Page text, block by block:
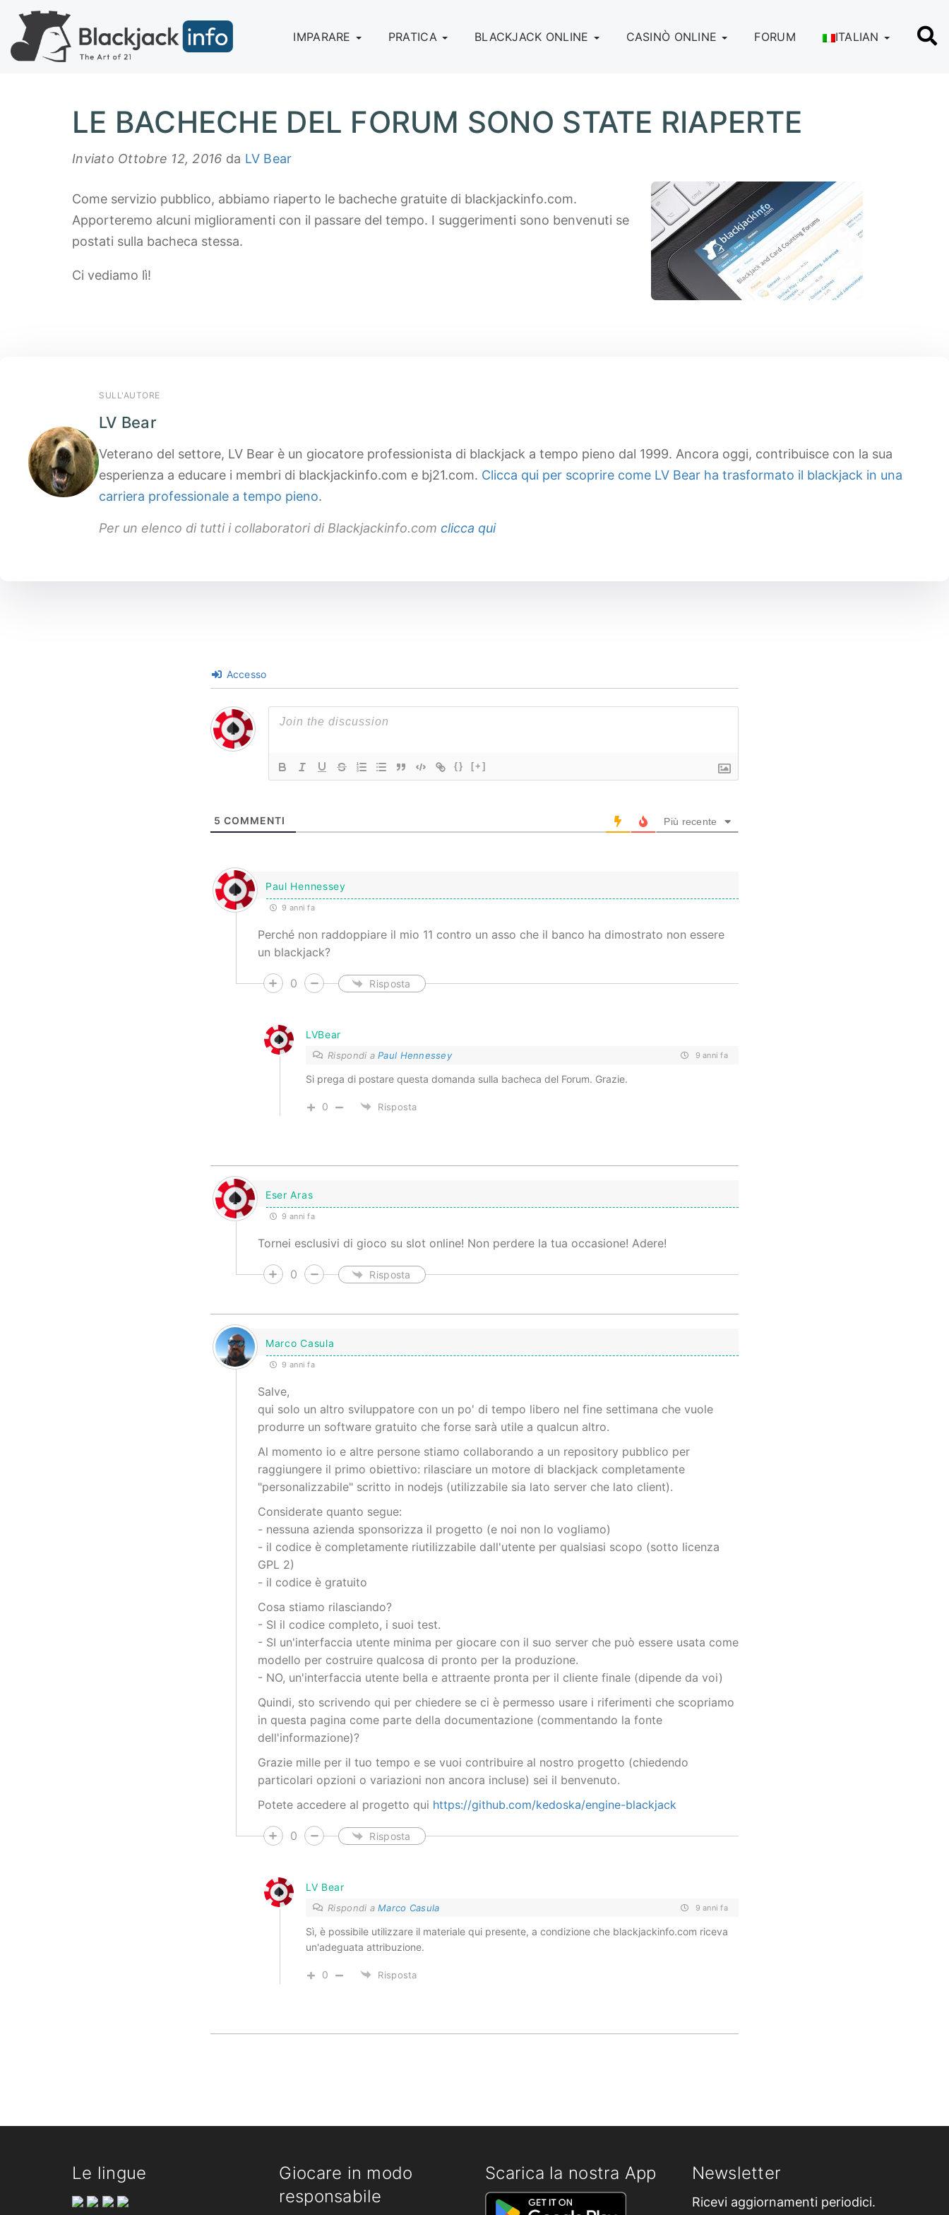
IMPARARE PRATICA BLACKJACK ONLINE CASINÒ ONLINE FORUM ITALIAN
LE BACHECHE DEL FORUM SONO STATE RIAPERTE
Inviato Ottobre 12, 2016 da LV Bear
Come servizio pubblico, abbiamo riaperto le bacheche gratuite di blackjackinfo.com.
Apporteremo alcuni miglioramenti con il passare del tempo. I suggerimenti sono benvenuti se
postati sulla bacheca stessa.
Ci vediamo lì!
SULL'AUTORE
LV Bear
Veterano del settore, LV Bear è un giocatore professionista di blackjack a tempo pieno dal 1999. Ancora oggi, contribuisce con la sua
esperienza a educare i membri di blackjackinfo.com e bj21.com. Clicca qui per scoprire come LV Bear ha trasformato il blackjack in una
carriera professionale a tempo pieno.
Per un elenco di tutti i collaboratori di Blackjackinfo.com clicca qui
Accesso
{} [+]
5 COMMENTI Più recente
Paul Hennessey
9 anni fa
Perché non raddoppiare il mio 11 contro un asso che il banco ha dimostrato non essere
un blackjack?
0 Risposta
LVBear
Rispondi aPaul Hennessey 9 anni fa
Si prega di postare questa domanda sulla bacheca del Forum. Grazie.
0 Risposta
Eser Aras
9 anni fa
Tornei esclusivi di gioco su slot online! Non perdere la tua occasione! Adere!
0 Risposta
Marco Casula
9 anni fa
Salve,
qui solo un altro sviluppatore con un po' di tempo libero nel fine settimana che vuole
produrre un software gratuito che forse sarà utile a qualcun altro.
Al momento io e altre persone stiamo collaborando a un repository pubblico per
raggiungere il primo obiettivo: rilasciare un motore di blackjack completamente
"personalizzabile" scritto in nodejs (utilizzabile sia lato server che lato client).
Considerate quanto segue:
- nessuna azienda sponsorizza il progetto (e noi non lo vogliamo)
- il codice è completamente riutilizzabile dall'utente per qualsiasi scopo (sotto licenza
GPL 2)
- il codice è gratuito
Cosa stiamo rilasciando?
- SI il codice completo, i suoi test.
- SI un'interfaccia utente minima per giocare con il suo server che può essere usata come
modello per costruire qualcosa di pronto per la produzione.
- NO, un'interfaccia utente bella e attraente pronta per il cliente finale (dipende da voi)
Quindi, sto scrivendo qui per chiedere se ci è permesso usare i riferimenti che scopriamo
in questa pagina come parte della documentazione (commentando la fonte
dell'informazione)?
Grazie mille per il tuo tempo e se vuoi contribuire al nostro progetto (chiedendo
particolari opzioni o variazioni non ancora incluse) sei il benvenuto.
Potete accedere al progetto qui https://github.com/kedoska/engine-blackjack
0 Risposta
LV Bear
Rispondi aMarco Casula 9 anni fa
Sì, è possibile utilizzare il materiale qui presente, a condizione che blackjackinfo.com riceva
un'adeguata attribuzione.
0 Risposta
Le lingue
Giocare in modo
responsabile
Scarica la nostra App Newsletter
Ricevi aggiornamenti periodici.